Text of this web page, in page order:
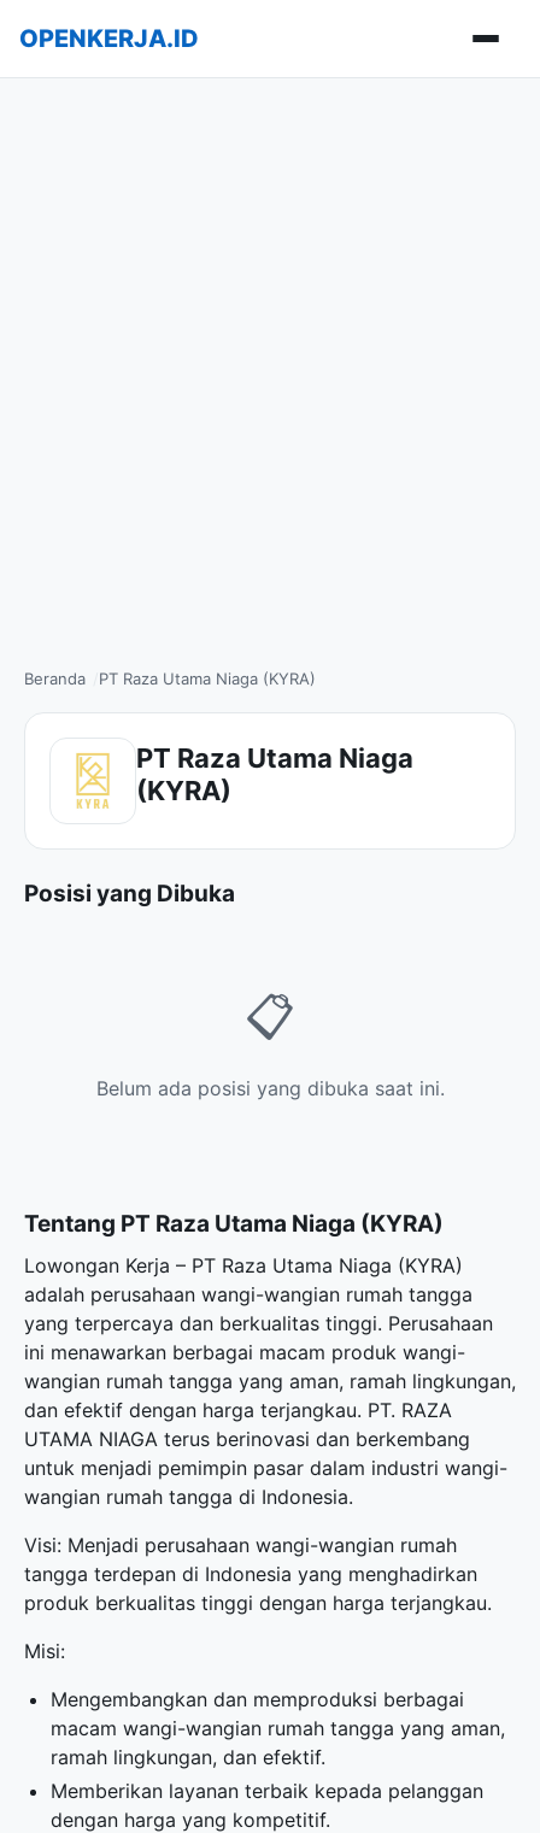
OPENKERJA.ID
Beranda PT Raza Utama Niaga (KYRA)
PT Raza Utama Niaga
(KYRA)
Posisi yang Dibuka
📋
Belum ada posisi yang dibuka saat ini.
Tentang PT Raza Utama Niaga (KYRA)
Lowongan Kerja – PT Raza Utama Niaga (KYRA)
adalah perusahaan wangi-wangian rumah tangga
yang terpercaya dan berkualitas tinggi. Perusahaan
ini menawarkan berbagai macam produk wangi-
wangian rumah tangga yang aman, ramah lingkungan,
dan efektif dengan harga terjangkau. PT. RAZA
UTAMA NIAGA terus berinovasi dan berkembang
untuk menjadi pemimpin pasar dalam industri wangi-
wangian rumah tangga di Indonesia.
Visi: Menjadi perusahaan wangi-wangian rumah
tangga terdepan di Indonesia yang menghadirkan
produk berkualitas tinggi dengan harga terjangkau.
Misi:
Mengembangkan dan memproduksi berbagai
macam wangi-wangian rumah tangga yang aman,
ramah lingkungan, dan efektif.
Memberikan layanan terbaik kepada pelanggan
dengan harga yang kompetitif.